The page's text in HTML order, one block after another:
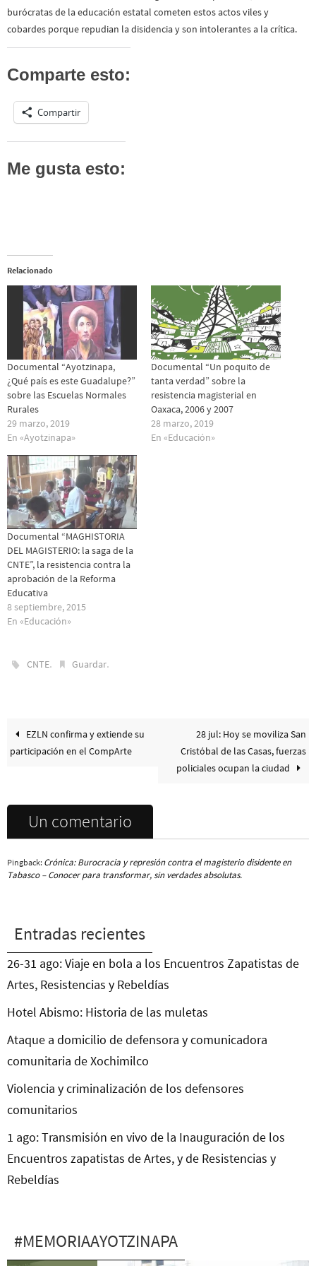
burócratas de la educación estatal cometen estos actos viles y
cobardes porque repudian la disidencia y son intolerantes a la crítica.
Comparte esto:
Compartir
Me gusta esto:
Relacionado
Documental “Ayotzinapa,
¿Qué país es este Guadalupe?”
sobre las Escuelas Normales
Rurales
29 marzo, 2019
En «Ayotzinapa»
Documental “Un poquito de
tanta verdad” sobre la
resistencia magisterial en
Oaxaca, 2006 y 2007
28 marzo, 2019
En «Educación»
Documental “MAGHISTORIA
DEL MAGISTERIO: la saga de la
CNTE”, la resistencia contra la
aprobación de la Reforma
Educativa
8 septiembre, 2015
En «Educación»
CNTE. Guardar.
EZLN confirma y extiende su
participación en el CompArte
28 jul: Hoy se moviliza San
Cristóbal de las Casas, fuerzas
policiales ocupan la ciudad
Un comentario
Pingback: Crónica: Burocracia y represión contra el magisterio disidente en
Tabasco – Conocer para transformar, sin verdades absolutas.
Entradas recientes
26-31 ago: Viaje en bola a los Encuentros Zapatistas de
Artes, Resistencias y Rebeldías
Hotel Abismo: Historia de las muletas
Ataque a domicilio de defensora y comunicadora
comunitaria de Xochimilco
Violencia y criminalización de los defensores
comunitarios
1 ago: Transmisión en vivo de la Inauguración de los
Encuentros zapatistas de Artes, y de Resistencias y
Rebeldías
#MEMORIAAYOTZINAPA